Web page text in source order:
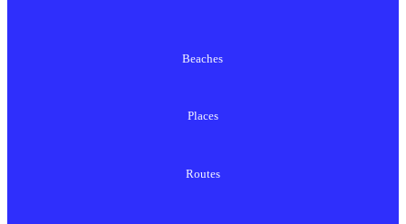
Beaches
Places
Routes